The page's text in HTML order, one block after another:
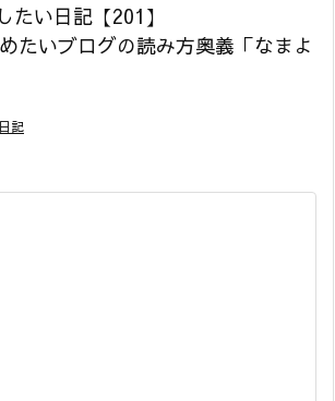
たい日記【201】
たいブログの読み方奥義「なまよ
記